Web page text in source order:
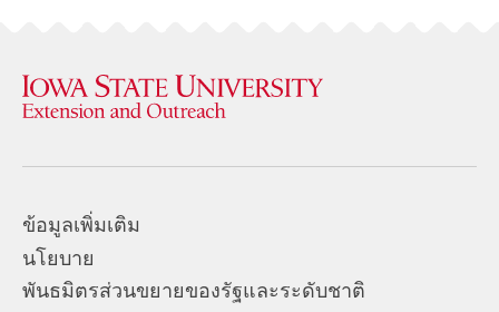
ข้อมูลเพิ่มเติม
นโยบาย
พันธมิตรส่วนขยายของรัฐและระดับชาติ